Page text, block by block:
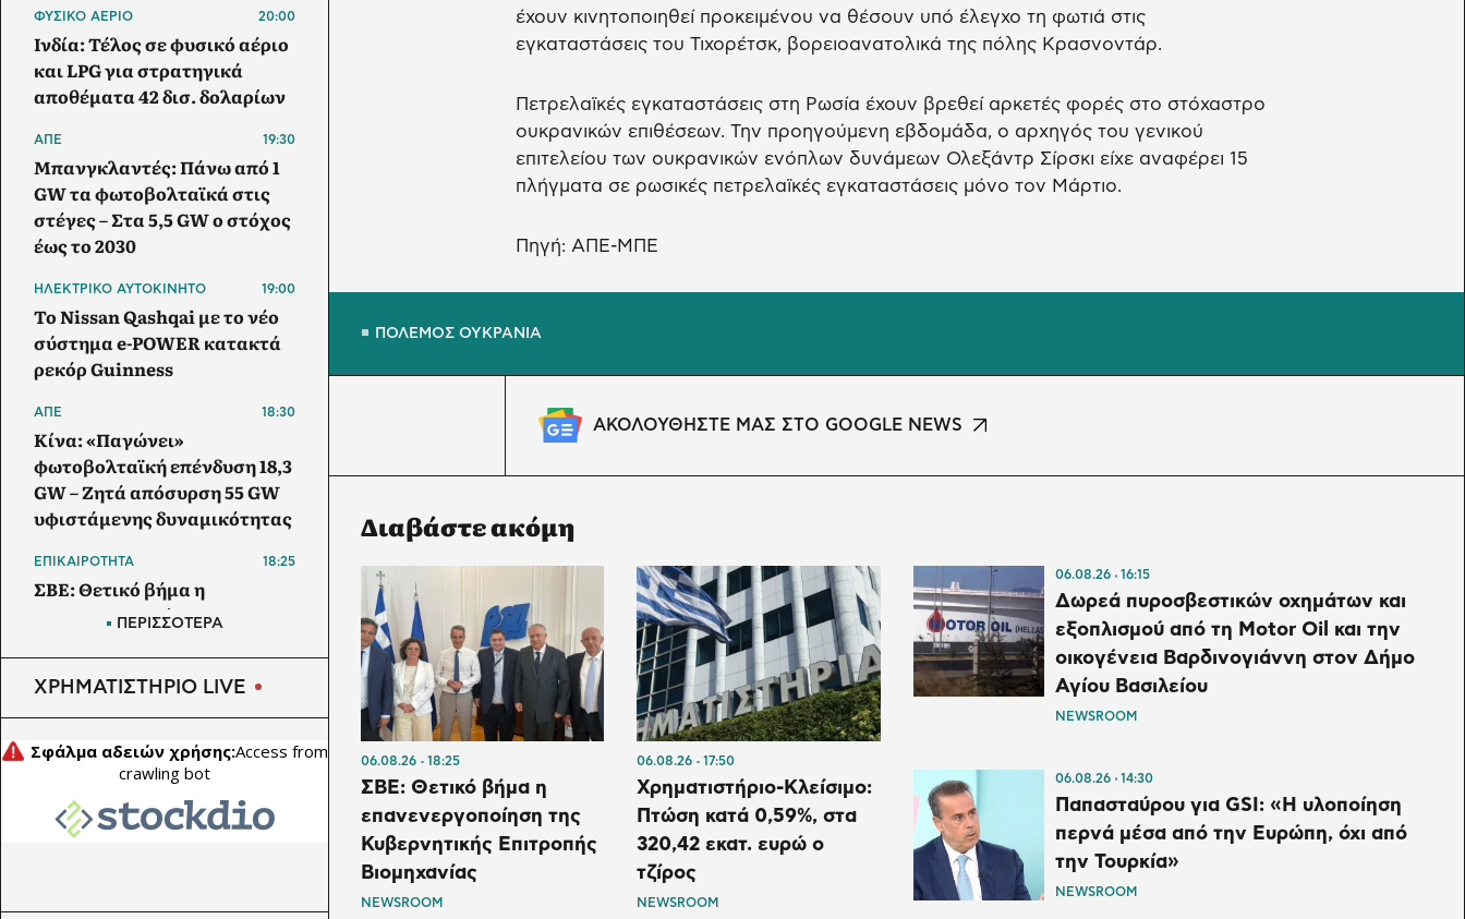
έχουν κινητοποιηθεί προκειμένου να θέσουν υπό έλεγχο τη φωτιά στις
εγκαταστάσεις του Τιχορέτσκ, βορειοανατολικά της πόλης Κρασνοντάρ.
Πετρελαϊκές εγκαταστάσεις στη Ρωσία έχουν βρεθεί αρκετές φορές στο στόχαστρο
ουκρανικών επιθέσεων. Την προηγούμενη εβδομάδα, ο αρχηγός του γενικού
επιτελείου των ουκρανικών ενόπλων δυνάμεων Ολεξάντρ Σίρσκι είχε αναφέρει 15
πλήγματα σε ρωσικές πετρελαϊκές εγκαταστάσεις μόνο τον Μάρτιο.
Πηγή: ΑΠΕ-ΜΠΕ
ΠΟΛΕΜΟΣ ΟΥΚΡΑΝΙΑ
ΑΚΟΛΟΥΘΗΣΤΕ ΜΑΣ ΣΤΟ GOOGLE NEWS
Διαβάστε ακόμη
06.08.26 18:25
ΣΒΕ: Θετικό βήμα η
επανενεργοποίηση της
Κυβερνητικής Επιτροπής
Βιομηχανίας
NEWSROOM
06.08.26 17:50
Χρηματιστήριο-Κλείσιμο:
Πτώση κατά 0,59%, στα
320,42 εκατ. ευρώ ο
τζίρος
NEWSROOM
06.08.26 16:15
Δωρεά πυροσβεστικών οχημάτων και
εξοπλισμού από τη Motor Oil και την
οικογένεια Βαρδινογιάννη στον Δήμο
Αγίου Βασιλείου
NEWSROOM
06.08.26 14:30
Παπασταύρου για GSI: «Η υλοποίηση
περνά μέσα από την Ευρώπη, όχι από
την Τουρκία»
NEWSROOM
ΦΥΣΙΚΟ ΑΕΡΙΟ 20:00
Ινδία: Τέλος σε φυσικό αέριο
και LPG για στρατηγικά
αποθέματα 42 δισ. δολαρίων
ΑΠΕ 19:30
Μπανγκλαντές: Πάνω από 1
GW τα φωτοβολταϊκά στις
στέγες – Στα 5,5 GW ο στόχος
έως το 2030
ΗΛΕΚΤΡΙΚΟ ΑΥΤΟΚΙΝΗΤΟ 19:00
Το Nissan Qashqai με το νέο
σύστημα e-POWER κατακτά
ρεκόρ Guinness
ΑΠΕ 18:30
Κίνα: «Παγώνει»
φωτοβολταϊκή επένδυση 18,3
GW – Ζητά απόσυρση 55 GW
υφιστάμενης δυναμικότητας
ΕΠΙΚΑΙΡΟΤΗΤΑ 18:25
ΣΒΕ: Θετικό βήμα η
επανενεργοποίηση της
Βιομηχανίας
εισαγωγές από τον
μεγαλύτερο παραγωγό
αβοκάντο του Μεξικού
ΠΕΡΙΣΣΟΤΕΡΑ
ΧΡΗΜΑΤΙΣΤΗΡΙΟ LIVE